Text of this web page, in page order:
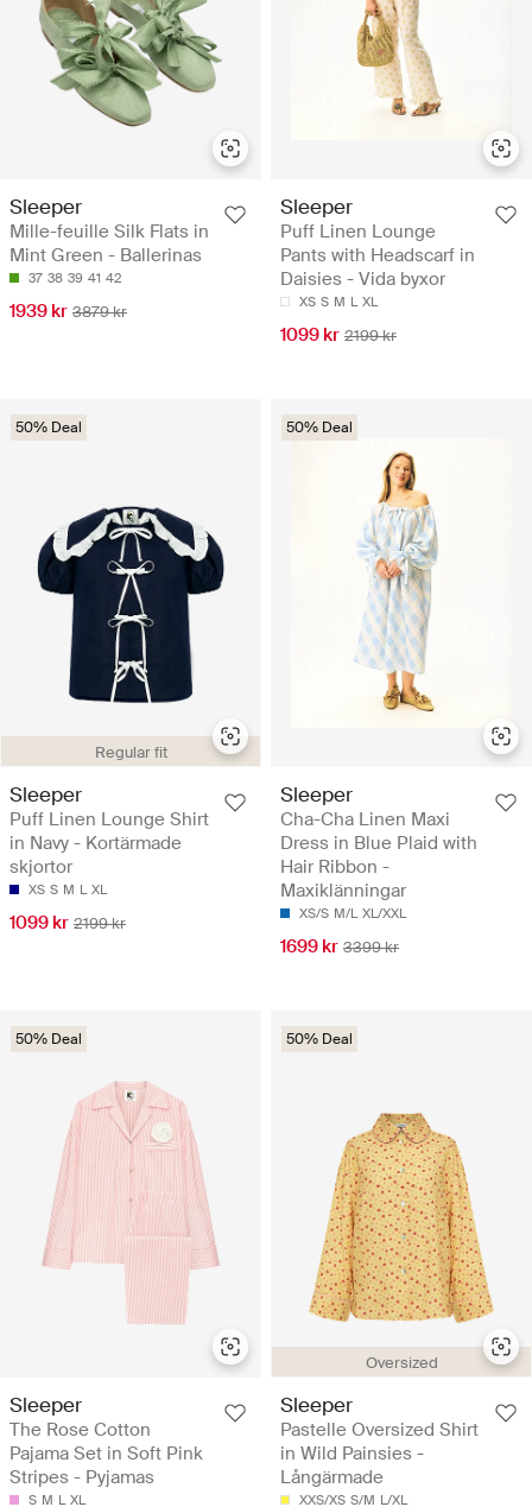
Sleeper
Mille-feuille Silk Flats in
Mint Green - Ballerinas
37 38 39 41 42
1939 kr 3879 kr
Sleeper
Puff Linen Lounge
Pants with Headscarf in
Daisies - Vida byxor
XS S M L XL
1099 kr 2199 kr
Regular fit
50% Deal
Sleeper
Puff Linen Lounge Shirt
in Navy - Kortärmade
skjortor
XS S M L XL
1099 kr 2199 kr
50% Deal
Sleeper
Cha-Cha Linen Maxi
Dress in Blue Plaid with
Hair Ribbon -
Maxiklänningar
XS/S M/L XL/XXL
1699 kr 3399 kr
50% Deal
Sleeper
The Rose Cotton
Pajama Set in Soft Pink
Stripes - Pyjamas
S M L XL
Oversized
50% Deal
Sleeper
Pastelle Oversized Shirt
in Wild Painsies -
Långärmade
XXS/XS S/M L/XL